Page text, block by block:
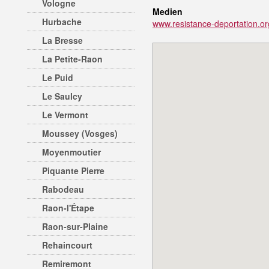
Vologne
Hurbache
La Bresse
La Petite-Raon
Le Puid
Le Saulcy
Le Vermont
Moussey (Vosges)
Moyenmoutier
Piquante Pierre
Rabodeau
Raon-l'Étape
Raon-sur-Plaine
Rehaincourt
Remiremont
Medien
www.resistance-